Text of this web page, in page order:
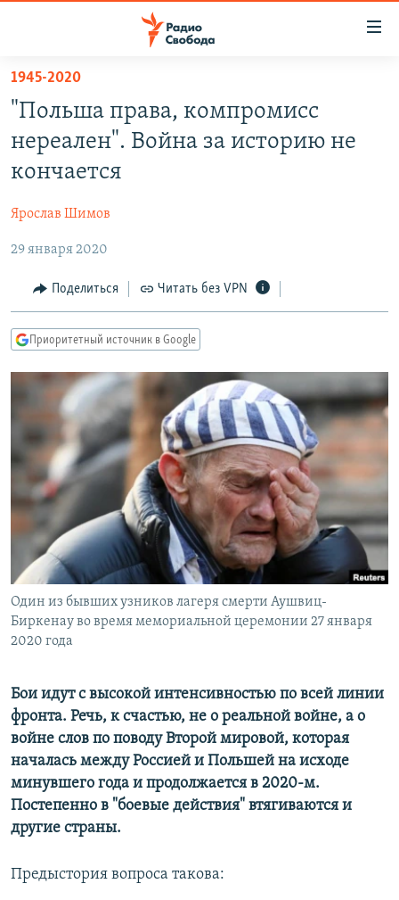
упрощенного
доступа
основному
Вернутся
навигации
Вернутся
поиску
ПРОГРАММЫ
АВТОРСКИЕ ПРОЕКТЫ
МНЕНИЯ
КУЛЬТУРА
IDEL.РЕАЛИИ
СЕВЕР.РЕАЛИИ
СИБИРЬ.РЕАЛИИ
РАСПИСАНИЕ ВЕЩАНИЯ
ПОДПИШИТЕСЬ НА РАССЫЛКУ
СОЦИАЛЬНЫЕ СЕТИ
Все сайты РСЕ/РС
1945-2020
"Польша права, компромисс
нереален". Война за историю не
кончается
Ярослав Шимов
29 января 2020
Поделиться Читать без VPN
Приоритетный источник в Google
Один из бывших узников лагеря смерти Аушвиц-
Биркенау во время мемориальной церемонии 27 января
2020 года
Бои идут с высокой интенсивностью по всей линии
фронта. Речь, к счастью, не о реальной войне, а о
войне слов по поводу Второй мировой, которая
началась между Россией и Польшей на исходе
минувшего года и продолжается в 2020-м.
Постепенно в "боевые действия" втягиваются и
другие страны.
Предыстория вопроса такова: